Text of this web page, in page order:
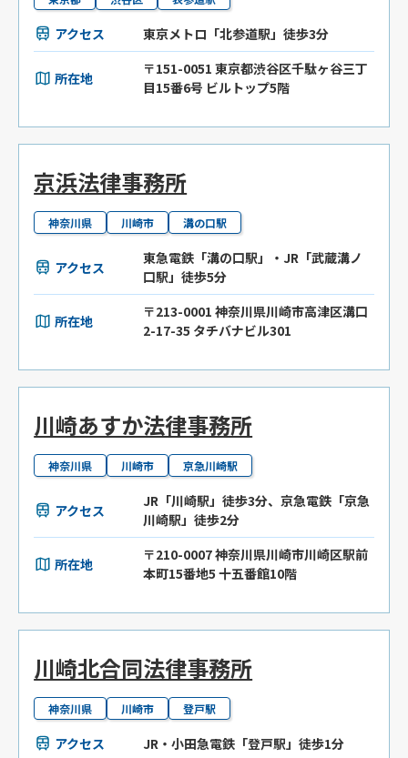
アクセス 東京メトロ「北参道駅」徒歩3分
所在地
〒151-0051 東京都渋谷区千駄ヶ谷三丁
目15番6号 ビルトップ5階
京浜法律事務所
神奈川県 川崎市 溝の口駅
アクセス
東急電鉄「溝の口駅」・JR「武蔵溝ノ
口駅」徒歩5分
所在地
〒213-0001 神奈川県川崎市高津区溝口
2-17-35 タチバナビル301
川崎あすか法律事務所
神奈川県 川崎市 京急川崎駅
アクセス
JR「川崎駅」徒歩3分、京急電鉄「京急
川崎駅」徒歩2分
所在地
〒210-0007 神奈川県川崎市川崎区駅前
本町15番地5 十五番館10階
川崎北合同法律事務所
神奈川県 川崎市 登戸駅
アクセス JR・小田急電鉄「登戸駅」徒歩1分